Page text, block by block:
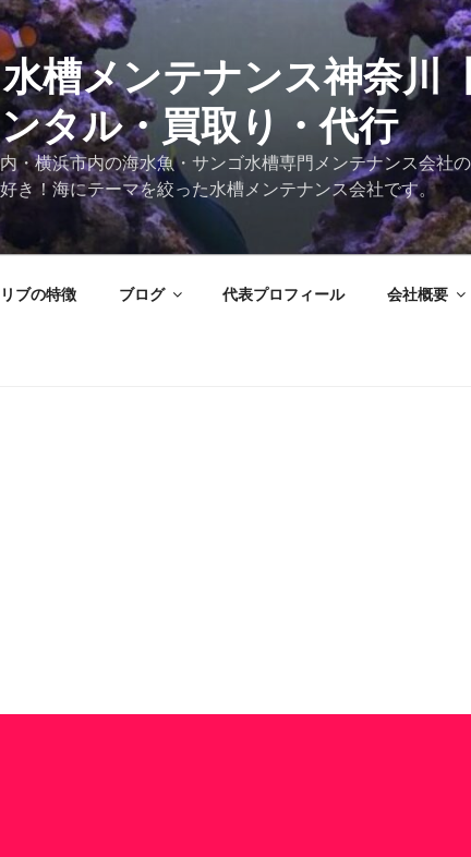
槽メンテナンス神奈川
タル・買取り・代行
・横浜市内の海水魚・サンゴ水槽専門メンテナンス会社
き！海にテーマを絞った水槽メンテナンス会社です。
ブの特徴 ブログ 代表プロフィール 会社概要